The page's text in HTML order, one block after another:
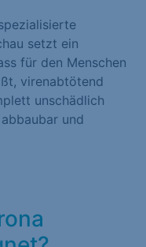
setzt ein
für den Menschen
virenabtötend
unschädlich
und